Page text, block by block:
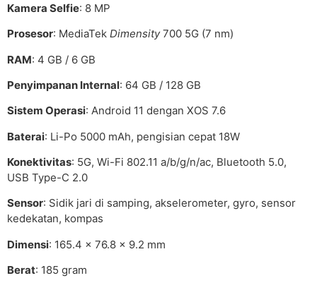
Kamera Selfie: 8 MP
Prosesor: MediaTek Dimensity700 5G (7 nm)
RAM: 4 GB / 6 GB
Penyimpanan Internal: 64 GB / 128 GB
Sistem Operasi: Android 11 dengan XOS 7.6
Baterai: Li-Po 5000 mAh, pengisian cepat 18W
Konektivitas: 5G, Wi-Fi 802.11 a/b/g/n/ac, Bluetooth 5.0,
USB Type-C 2.0
Sensor: Sidik jari di samping, akselerometer, gyro, sensor
kedekatan, kompas
Dimensi: 165.4 x 76.8 x 9.2 mm
Berat: 185 gram